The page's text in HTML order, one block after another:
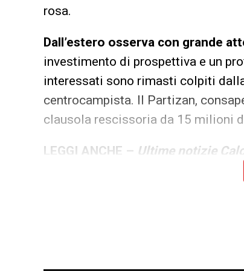
rosa.
Dall’estero osserva con grande
investimento di prospettiva e un
interessati sono rimasti colpiti
centrocampista. Il Partizan,
clausola rescissoria da 15 milioni
LEGGI ANCHE – Ultime notizie